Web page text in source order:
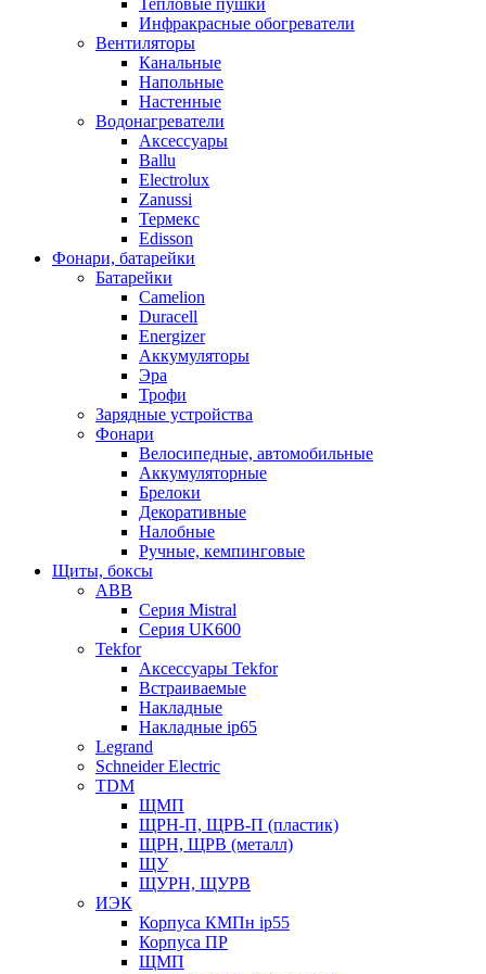
Инфракрасные обогреватели
Вентиляторы
Канальные
Напольные
Настенные
Водонагреватели
Аксессуары
Ballu
Electrolux
Zanussi
Термекс
Edisson
Фонари, батарейки
Батарейки
Camelion
Duracell
Energizer
Аккумуляторы
Эра
Трофи
Зарядные устройства
Фонари
Велосипедные, автомобильные
Аккумуляторные
Брелоки
Декоративные
Налобные
Ручные, кемпинговые
Щиты, боксы
ABB
Серия Mistral
Серия UK600
Tekfor
Аксессуары Tekfor
Встраиваемые
Накладные
Накладные ip65
Legrand
Schneider Electric
TDM
ЩМП
ЩРН-П, ЩРВ-П (пластик)
ЩРН, ЩРВ (металл)
ЩУ
ЩУРН, ЩУРВ
ИЭК
Корпуса КМПн ip55
Корпуса ПР
ЩМП